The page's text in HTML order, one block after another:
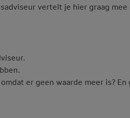
vertelt je hier graag
er geen waarde meer is?